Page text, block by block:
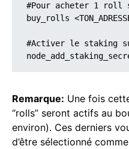
#Pour acheter 1 roll
buy_rolls
#Activer le staking
Remarque: Une fois
“rolls” seront actifs au
environ). Ces derniers
d’être sélectionné